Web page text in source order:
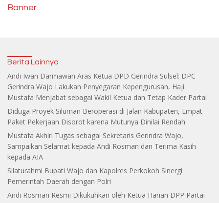
Banner
Berita Lainnya
Andi Iwan Darmawan Aras Ketua DPD Gerindra Sulsel: DPC
Gerindra Wajo Lakukan Penyegaran Kepengurusan, Haji
Mustafa Menjabat sebagai Wakil Ketua dan Tetap Kader Partai
Diduga Proyek Siluman Beroperasi di Jalan Kabupaten, Empat
Paket Pekerjaan Disorot karena Mutunya Dinilai Rendah
Mustafa Akhiri Tugas sebagai Sekretaris Gerindra Wajo,
Sampaikan Selamat kepada Andi Rosman dan Terima Kasih
kepada AIA
Silaturahmi Bupati Wajo dan Kapolres Perkokoh Sinergi
Pemerintah Daerah dengan Polri
Andi Rosman Resmi Dikukuhkan oleh Ketua Harian DPP Partai